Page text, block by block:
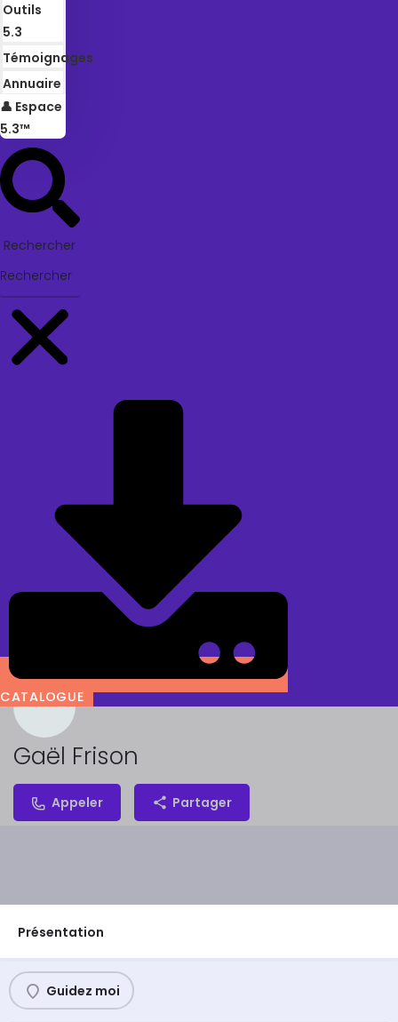
Outils
5.3
Témoignages
Annuaire
👤 Espace
5.3™
Rechercher
CATALOGUE
Gaël Frison
Appeler Partager
Présentation
Guidez moi